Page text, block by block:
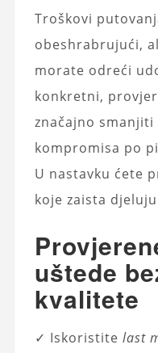
Troškovi
obeshrabrujući,
morate odreći
konkretni,
značajno smanjiti
kompromisa po
U nastavku ćete
koje zaista
uštede
kvalitete
✓ Iskoristite last